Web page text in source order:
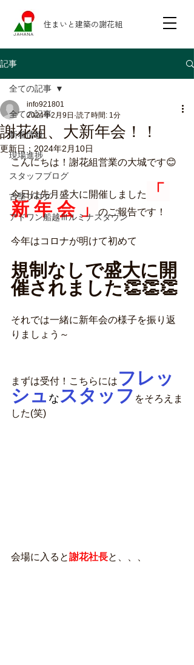
住まいと建築の謝花組
記事
全ての記事
新着情報
現場進捗
スタッフブログ
古堅ブログ
アドワン船越Ⅲルミナスタウン
全ての記事
謝花組、大新年会！！
info921801
2024年2月9日 読了時間: 1分
更新日： 2024年2月10日
こんにちは！謝花組営業の大城です😊
今日は先月盛大に開催しました
「
新 年 会 」
のご報告です！
今年はコロナが明けて初めて
規制なしで盛大に開
催されました👏👏👏
それでは一緒に新年会の様子を振り返
りましょう～
まずは受付！こちらには フレッ
シュ なスタッフ をそろえま
した(笑)
会場に入ると謝花社長と、、、